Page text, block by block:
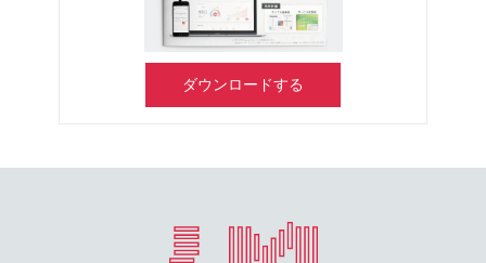
ダウンロードする